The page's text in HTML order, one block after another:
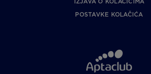
POSTAVKE KOLAČIĆA